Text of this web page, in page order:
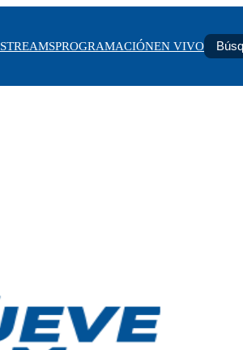
PROGRAMACIÓNEN VIVO